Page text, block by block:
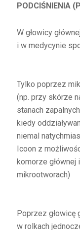
PODCIŚNIENIA
W głowicy
i w medycynie
Tylko poprzez
(np. przy skórze
stanach
kiedy
niemal
Icoon z
komorze
mikrootworach)
Poprzez głowicę
w rolkach